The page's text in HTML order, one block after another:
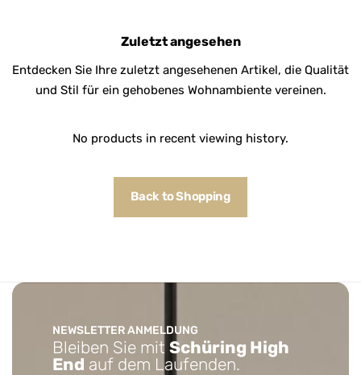
Zuletzt angesehen
Entdecken Sie Ihre zuletzt angesehenen Artikel, die Qualität
und Stil für ein gehobenes Wohnambiente vereinen.
No products in recent viewing history.
Back to Shopping
NEWSLETTER ANMELDUNG
Bleiben Sie mit Schüring High
End auf dem Laufenden.